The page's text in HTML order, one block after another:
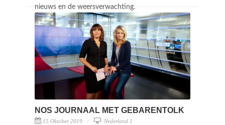
nieuws en de weersverwachting.
NOS JOURNAAL MET GEBARENTOLK
15 Oktober 2019 Nederland 1